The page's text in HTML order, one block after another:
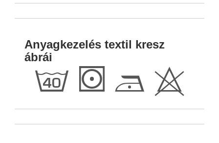
Anyagkezelés textil kresz
ábrái
h S D H